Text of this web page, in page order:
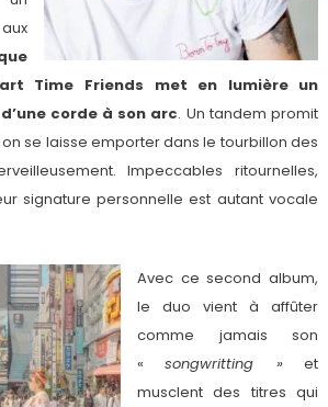
Time Friends met en lumière un
corde à son arc. Un tandem promit
se laisse emporter dans le tourbillon des
Impeccables ritournelles,
signature personnelle est autant vocale
Avec ce second album,
le duo vient à affûter
comme jamais son
«songwritting »et
musclent des titres qui